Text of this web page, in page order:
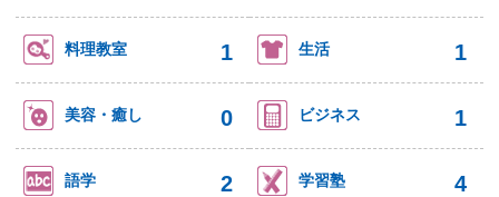
料理教室 1 生活 1
美容・癒し 0 ビジネス 1
語学 2 学習塾 4